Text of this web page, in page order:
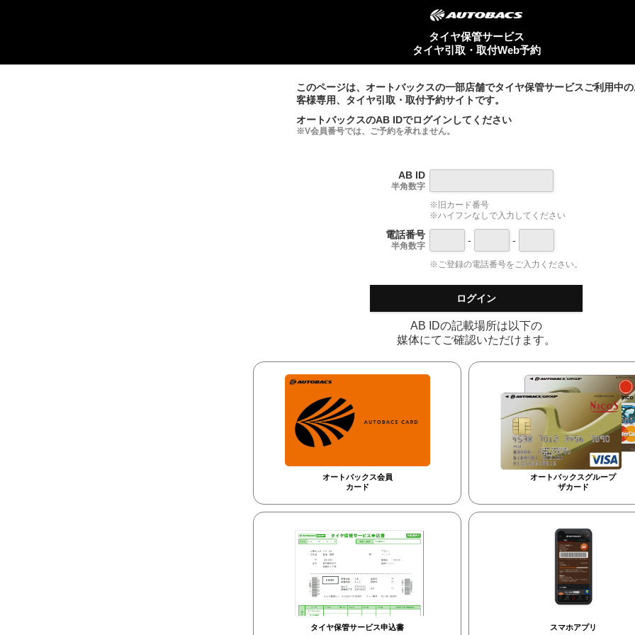
タイヤ保管サービス
タイヤ引取・取付Web予約
このページは、オートバックスの一部店舗でタイヤ保管サービスご利用中
客様専用、タイヤ引取・取付予約サイトです。
オートバックスのAB IDでログインしてください
※V会員番号では、ご予約を承れません。
AB ID
半角数字
※旧カード番号
※ハイフンなしで入力してください
電話番号
半角数字 - -
※ご登録の電話番号をご入力ください。
ログイン
AB IDの記載場所は以下の
媒体にてご確認いただけます。
オートバックス会員
カード
オートバックスグループ
ザカード
タイヤ保管サービス申込書 スマホアプリ